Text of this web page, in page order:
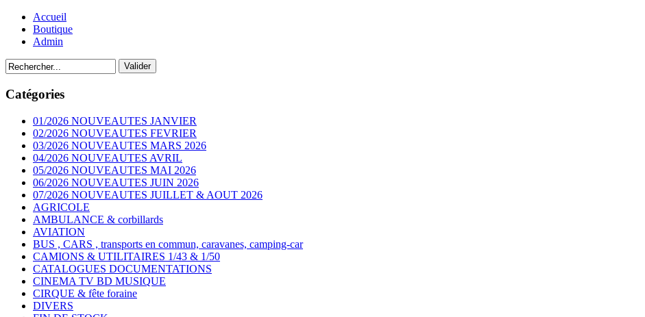
Accueil
Boutique
Admin
Catégories
01/2026 NOUVEAUTES JANVIER
02/2026 NOUVEAUTES FEVRIER
03/2026 NOUVEAUTES MARS 2026
04/2026 NOUVEAUTES AVRIL
05/2026 NOUVEAUTES MAI 2026
06/2026 NOUVEAUTES JUIN 2026
07/2026 NOUVEAUTES JUILLET & AOUT 2026
AGRICOLE
AMBULANCE & corbillards
AVIATION
BUS , CARS , transports en commun, caravanes, camping-car
CAMIONS & UTILITAIRES 1/43 & 1/50
CATALOGUES DOCUMENTATIONS
CINEMA TV BD MUSIQUE
CIRQUE & fête foraine
DIVERS